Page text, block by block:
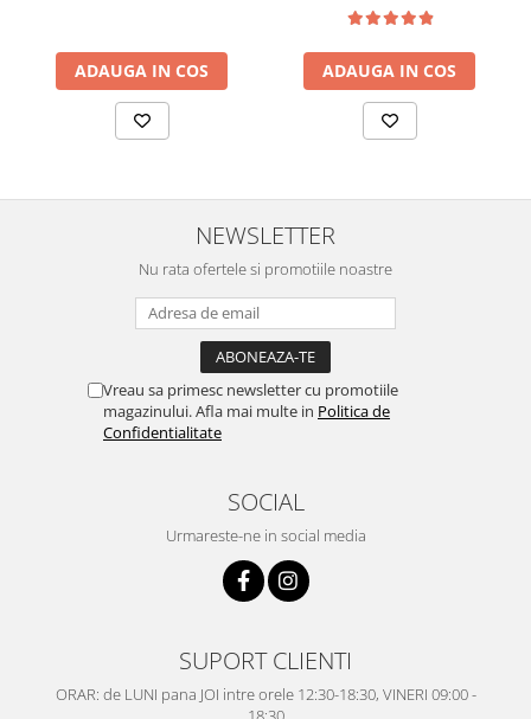
ADAUGA IN COS ADAUGA IN COS
NEWSLETTER
Nu rata ofertele si promotiile noastre
Vreau sa primesc newsletter cu promotiile
magazinului. Afla mai multe in Politica de
Confidentialitate
SOCIAL
Urmareste-ne in social media
SUPORT CLIENTI
ORAR: de LUNI pana JOI intre orele 12:30-18:30, VINERI 09:00 -